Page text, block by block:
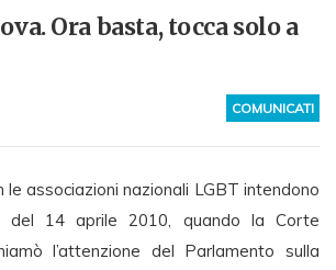
Ora basta, tocca solo a
COMUNICATI
le associazioni nazionali LGBT intendono
del 14 aprile 2010, quando la Corte
l’attenzione del Parlamento sulla